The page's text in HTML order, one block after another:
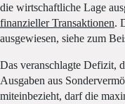
die wirtschaftliche Lage
finanzieller Transaktionen.
ausgewiesen, siehe zum
Das veranschlagte Defizit,
Ausgaben aus
miteinbezieht, darf die